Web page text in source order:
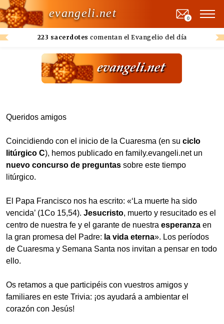
evangeli.net
223 sacerdotes comentan el Evangelio del día
0
Queridos amigos
Coincidiendo con el inicio de la Cuaresma (en su ciclo
litúrgico C), hemos publicado en family.evangeli.net un
nuevo concurso de preguntas sobre este tiempo
litúrgico.
El Papa Francisco nos ha escrito: «‘La muerte ha sido
vencida’ (1Co 15,54). Jesucristo, muerto y resucitado es el
centro de nuestra fe y el garante de nuestra esperanza en
la gran promesa del Padre: la vida eterna». Los períodos
de Cuaresma y Semana Santa nos invitan a pensar en todo
ello.
Os retamos a que participéis con vuestros amigos y
familiares en este Trivia: ¡os ayudará a ambientar el
corazón con Jesús!